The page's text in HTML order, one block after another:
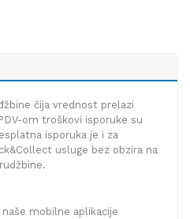
čija vrednost prelazi
om troškovi isporuke su
isporuka je i za
usluge bez obzira na
mobilne aplikacije